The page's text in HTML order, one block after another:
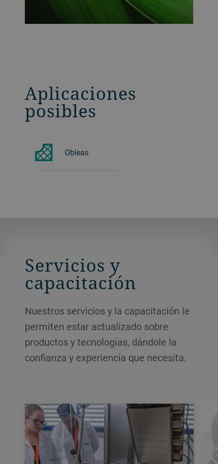
Aplicaciones
posibles
Obleas
Servicios y
capacitación
Nuestros servicios y la capacitación le
permiten estar actualizado sobre
productos y tecnologías, dándole la
confianza y experiencia que necesita.